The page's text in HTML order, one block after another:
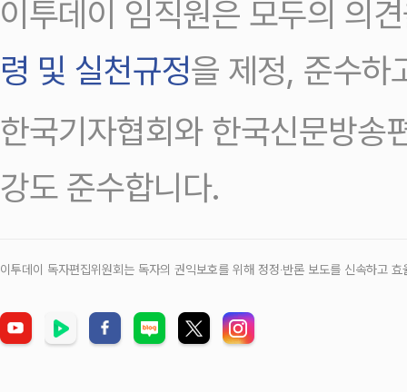
이투데이 임직원은 모두의 의
령 및 실천규정을 제정, 준수하
한국기자협회와 한국신문방송
강도 준수합니다.
이투데이 독자편집위원회는 독자의 권익보호를 위해 정정‧반론 보도를 신속하고